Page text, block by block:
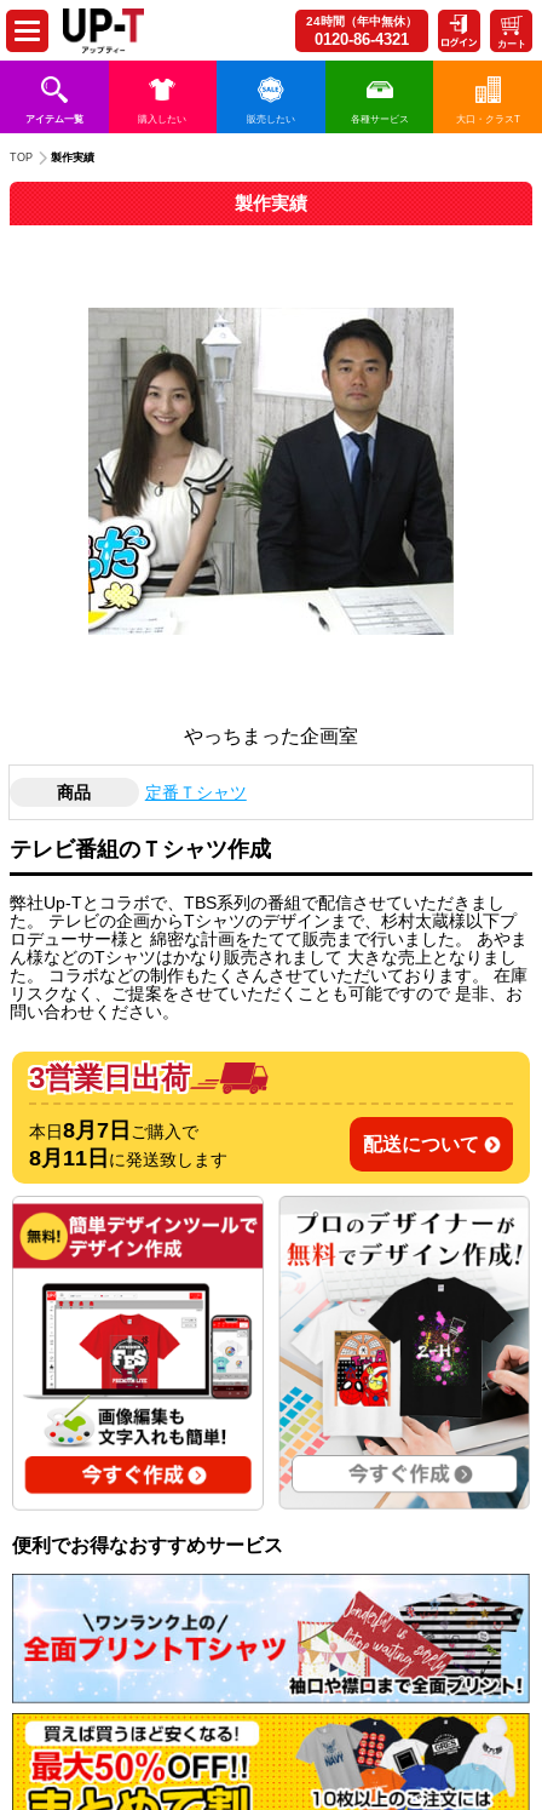
24時間（年中無休）
0120-86-4321 カート
アイテム一覧 購入したい 販売したい 各種サービス 大口・クラスT
TOP 製作実績
製作実績
やっちまった企画室
商品 定番Ｔシャツ
テレビ番組のＴシャツ作成
弊社Up-Tとコラボで、TBS系列の番組で配信させていただきまし
た。 テレビの企画からTシャツのデザインまで、杉村太蔵様以下プ
ロデューサー様と 綿密な計画をたてて販売まで行いました。 あやま
ん様などのTシャツはかなり販売されまして 大きな売上となりまし
た。 コラボなどの制作もたくさんさせていただいております。 在庫
リスクなく、ご提案をさせていただくことも可能ですので 是非、お
問い合わせください。
3営業日出荷
本日8月7日 ご購入で
8月11日 に発送致します
配送について
便利でお得なおすすめサービス